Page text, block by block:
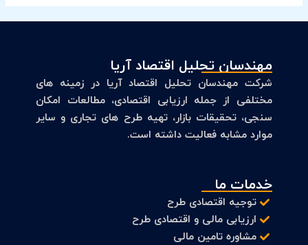
مهندسان تحلیل اقتصاد آریا
شرکت مهندسان تحلیل اقتصاد آریا در زمینه های
مختلفی از جمله ارزیابی اقتصادی، مطالعات امکان
سنجی، تحقیقات بازار، تهیه طرح های تجاری و سایر
موارد مشابه فعالیت داشته است.
خدمات ما
توجیه اقتصادی طرح
ارزیابی مالی و اقتصادی طرح
مشاوره تامین مالی